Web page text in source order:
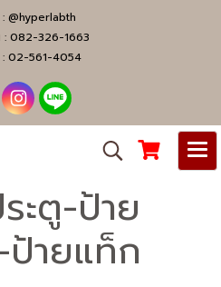
@hyperlabth
: 082-326-1663
02-561-4054
ะตู-ป้าย
ายแท็ก